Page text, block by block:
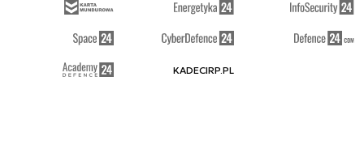
KADECIRP.PL